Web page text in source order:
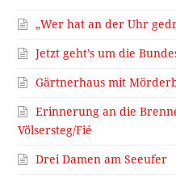
„Wer hat an der Uhr
Jetzt geht’s um die
Gärtnerhaus mit
Erinnerung an die
Völsersteg/Fié
Drei Damen am Seeufer